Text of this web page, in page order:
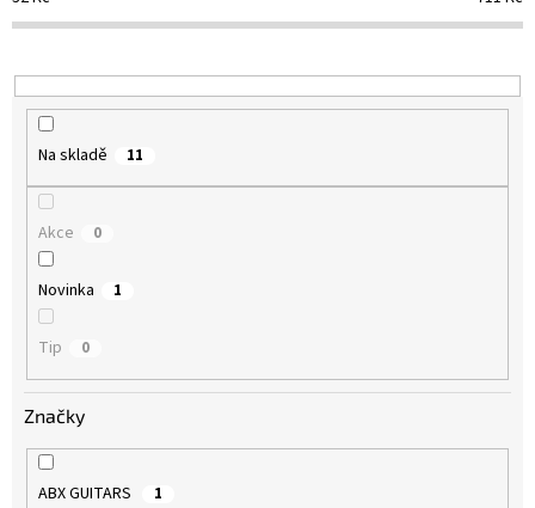
d
k
t
Na skladě 11
Akce 0
Novinka 1
Tip 0
Značky
ABX GUITARS 1